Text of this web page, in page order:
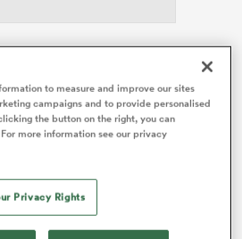
Investec Champions Cup
- 26
complet
stats et les données
to measure and improve our sites
campaigns and to provide personalised
the button on the right, you can
more information see our privacy
Privacy Rights